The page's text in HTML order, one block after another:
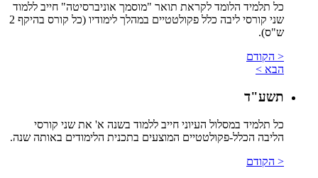
כל תלמיד הלומד לקראת תואר "מוסמך אוניברסיטה" חייב ללמוד
שני קורסי ליבה כלל פקולטטיים במהלך לימודיו (כל קורס בהיקף 2
ש"ס).
< הקודם
הבא >
תשע"ד
כל תלמיד במסלול העיוני חייב ללמוד בשנה א' את שני קורסי
הליבה הכלל-פקולטטיים המוצעים בתכנית הלימודים באותה שנה.
< הקודם